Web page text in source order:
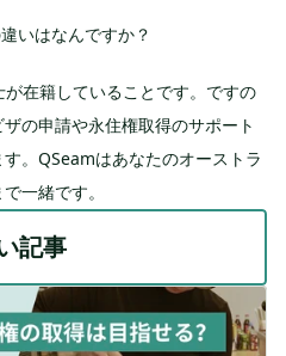
いはなんですか？
在籍していることです。ですの
の申請や永住権取得のサポート
。QSeamはあなたのオーストラ
一緒です。
記事